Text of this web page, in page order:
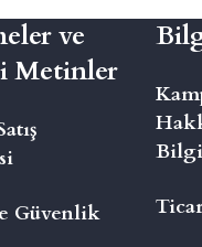
ve
Metinler
Güvenlik